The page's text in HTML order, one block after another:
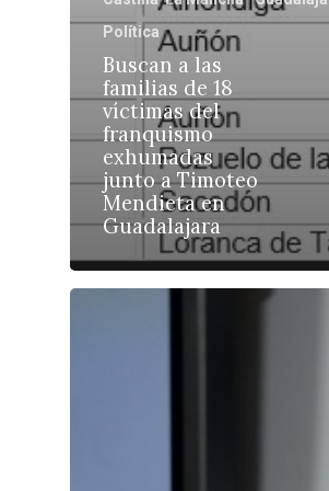
Política
Buscan a las
familias de 18
víctimas del
franquismo
exhumadas
junto a Timoteo
Mendieta en
Guadalajara